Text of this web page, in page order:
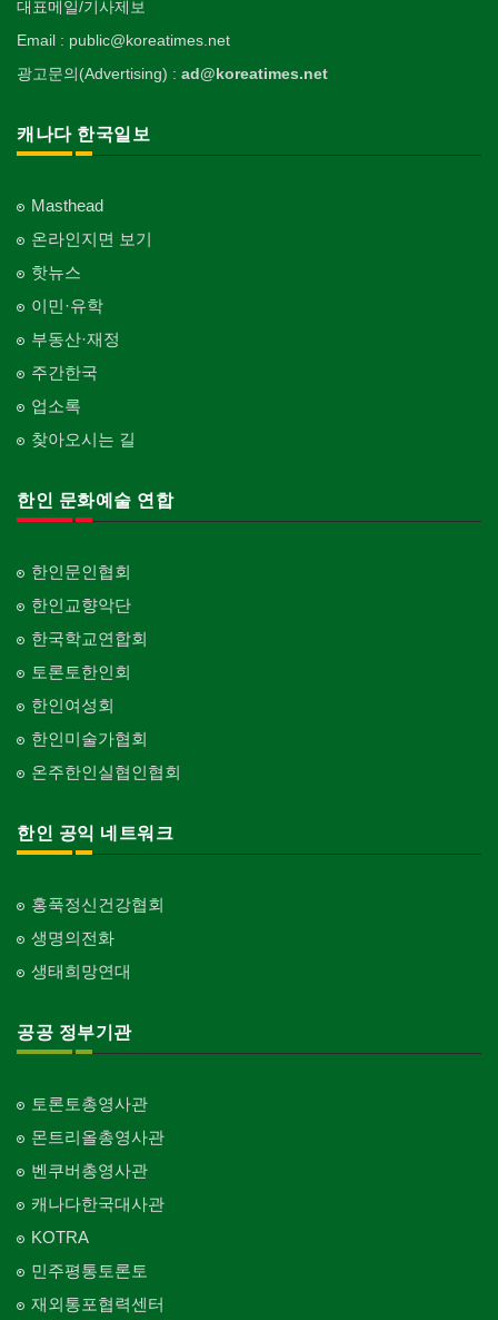
대표메일/기사제보
Email : public@koreatimes.net
광고문의(Advertising) : ad@koreatimes.net
캐나다 한국일보
Masthead
온라인지면 보기
핫뉴스
이민·유학
부동산·재정
주간한국
업소록
찾아오시는 길
한인 문화예술 연합
한인문인협회
한인교향악단
한국학교연합회
토론토한인회
한인여성회
한인미술가협회
온주한인실협인협회
한인 공익 네트워크
홍푹정신건강협회
생명의전화
생태희망연대
공공 정부기관
토론토총영사관
몬트리올총영사관
벤쿠버총영사관
캐나다한국대사관
KOTRA
민주평통토론토
재외통포협력센터